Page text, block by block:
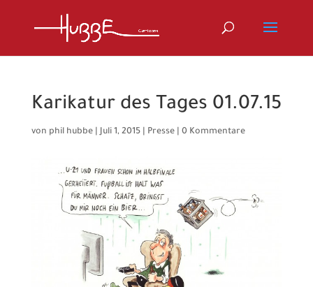
Karikatur des Tages 01.07.15
von phil hubbe|Juli 1, 2015| Presse| 0 Kommentare